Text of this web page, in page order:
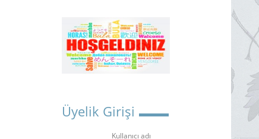
Üyelik Girişi
Kullanıcı adı